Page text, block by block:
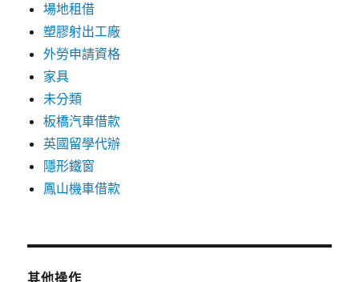
場地租借
塑膠射出工廠
外勞申請資格
家具
未分類
板橋汽車借款
英國留學代辦
隱形鐵窗
鳳山機車借款
其他操作